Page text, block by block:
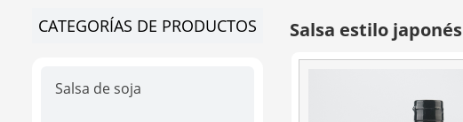
CATEGORÍAS DE PRODUCTOS
Salsa de soja
Salsa estilo japonés